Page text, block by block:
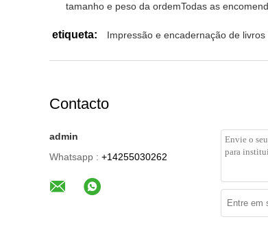
tamanho e peso da ordemTodas as
etiqueta: Impressão e encadernação de
Contacto
admin
Whatsapp : +14255030262